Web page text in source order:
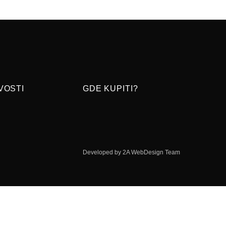
GDE KUPITI?
Developed by 2A WebDesign Team